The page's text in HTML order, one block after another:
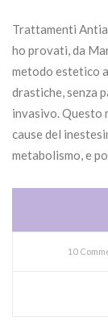
Trattamenti
ho provati, da
metodo estetico
drastiche, senza
invasivo. Questo
cause del
metabolismo, e
10